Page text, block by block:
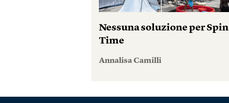
Nessuna soluzione per Spin
Time
Annalisa Camilli